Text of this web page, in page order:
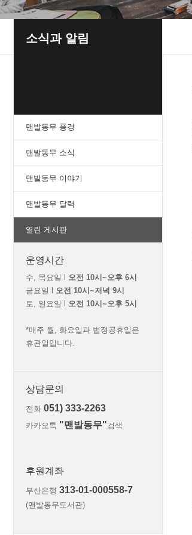
소식과 알림
맨발동무 풍경
맨발동무 소식
맨발동무 이야기
맨발동무 달력
열린 게시판
운영시간
수, 목요일 l
오전 10시~오후 6시
금요일 l 오전 10시~저녁 9시
토, 일요일 l 오전 10시~오후 5시
*매주 월, 화요일과 법정공휴일은
휴관일입니다.
상담문의
전화 051) 333-2263
카카오톡 "맨발동무"검색
후원계좌
부산은행 313-01-000558-7
(맨발동무도서관)